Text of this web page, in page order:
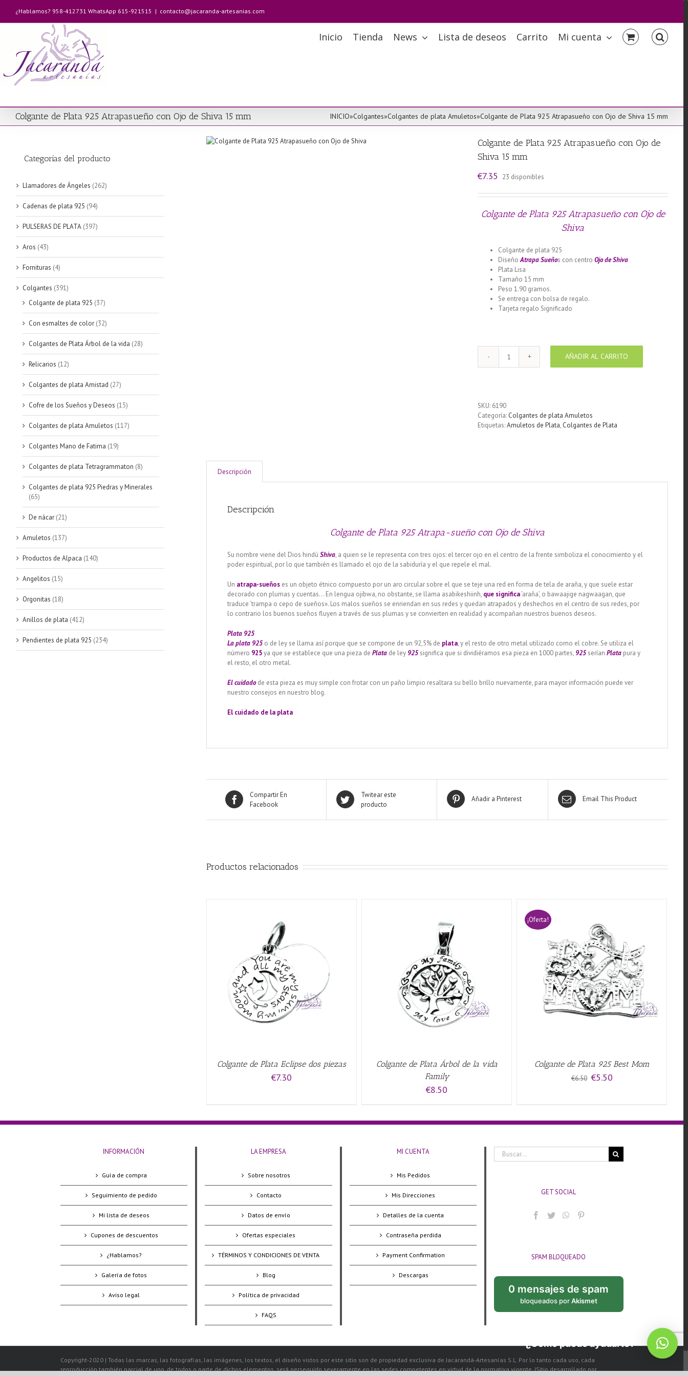
contenido
¿Hablamos? 958-412731 WhatsApp 615-921515 | contacto@jacaranda-artesanias.com
Inicio Tienda News Lista de deseos Carrito Mi cuenta
Colgante de Plata 925 Atrapasueño con Ojo de Shiva 15 mm INICIO»Colgantes»Colgantes de plata Amuletos»Colgante de Plata 925 Atrapasueño con Ojo de Shiva 15 mm
Colgante de Plata 925 Atrapasueño con Ojo de
Shiva 15 mm
€7.35 23 disponibles
Colgante de Plata 925 Atrapasueño con Ojo de
Shiva
Colgante de plata 925
DiseñoAtrapa Sueños con centroOjo de Shiva
Plata Lisa
Tamaño 15 mm
Peso 1.90 gramos.
Se entrega con bolsa de regalo.
Tarjeta regalo Significado
Colgante
de
Ojo
de
AÑADIR AL CARRITO
SKU: 6190
Categoría: Colgantes de plata Amuletos
Etiquetas:Amuletos de Plata, Colgantes de Plata
Descripción
Descripción
Colgante de Plata 925 Atrapa-sueño con Ojo de Shiva
Su nombre viene del Dios hindúShiva, a quien se le representa con tres ojos: el tercer ojo en el centro de la frente simboliza el conocimiento y el
poder espiritual, por lo que también es llamado el ojo de la sabiduría y el que repele el mal.
Un atrapa-sueños es un objeto étnico compuesto por un aro circular sobre el que se teje una red en forma de tela de araña, y que suele estar
decorado con plumas y cuentas… En lengua ojibwa, no obstante, se llama asabikeshiinh, que significa‘araña’, o bawaajige nagwaagan, que
traduce ‘trampa o cepo de sueños». Los malos sueños se enriendan en sus redes y quedan atrapados y deshechos en el centro de sus redes, por
lo contrario los buenos sueños fluyen a través de sus plumas y se convierten en realidad y acompañan nuestros buenos deseos.
Plata 925
La plata 925o de ley se llama así porque que se compone de un 92,5% de plata, y el resto de otro metal utilizado como el cobre. Se utiliza el
número 925ya que se establece que una pieza dePlata de ley 925significa que si dividiéramos esa pieza en 1000 partes, 925seríanPlata pura y
el resto, el otro metal.
El cuidado de esta pieza es muy simple con frotar con un paño limpio resaltara su bello brillo nuevamente, para mayor información puede ver
nuestro consejos en nuestro blog.
El cuidado de la plata
Compartir En
Facebook
Twitear este
producto
Añadir a Pinterest Email This Product
Productos relacionados
Colgante de Plata Eclipse dos piezas
€7.30
AÑADIR AL CARRITO QUICK VIEW
Colgante de Plata Árbol de la vida
Family
€8.50
¡Oferta!
AÑADIR AL CARRITO / QUICK VIEW
Colgante de Plata 925 Best Mom
€6.50 El
€5.50El
Categorías del producto
Llamadores de Ángeles (262)
Cadenas de plata 925 (94)
PULSERAS DE PLATA (397)
Aros (43)
Fornituras (4)
Colgantes (391)
Colgante de plata 925 (37)
Con esmaltes de color (32)
Colgantes de Plata Árbol de la vida (28)
Relicarios (12)
Colgantes de plata Amistad (27)
Cofre de los Sueños y Deseos (15)
Colgantes de plata Amuletos (117)
Colgantes Mano de Fatima (19)
Colgantes de plata Tetragrammaton (8)
Colgantes de plata 925 Piedras y Minerales
(65)
De nácar (21)
Amuletos (137)
Productos de Alpaca (140)
Angelitos (15)
Orgonitas (18)
Anillos de plata (412)
Pendientes de plata 925 (234)
INFORMACIÓN
Guía de compra
Seguimiento de pedido
Mi lista de deseos
Cupones de descuentos
¿Hablamos?
Galería de fotos
Aviso legal
LA EMPRESA
Sobre nosotros
Contacto
Datos de envío
Ofertas especiales
TÉRMINOS Y CONDICIONES DE VENTA
Blog
Política de privacidad
FAQS
MI CUENTA
Mis Pedidos
Mis Direcciones
Detalles de la cuenta
Contraseña perdida
Payment Confirmation
Descargas
Buscar:
GET SOCIAL
SPAM BLOQUEADO
0 mensajes de spam
bloqueados porAkismet
Copyright-2020 | Todas las marcas, las fotografías, las imágenes, los textos, el diseño vistos por este sitio son de propiedad exclusiva de Jacarandá-Artesanías S.L. Por lo tanto cada uso, cada
reproducción también parcial de uno, de todos o parte de dichos elementos, será perseguido severamente en las sedes competentes en virtud de la normativa vigente. |Sitio desarrollado por
¿Cómo puedo ayudarte?